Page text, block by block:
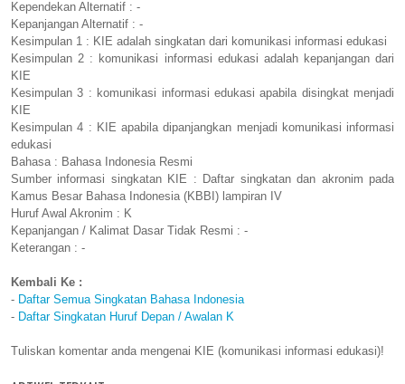
Kependekan Alternatif : -
Kepanjangan Alternatif : -
Kesimpulan 1 : KIE adalah singkatan dari komunikasi informasi edukasi
Kesimpulan 2 : komunikasi informasi edukasi adalah kepanjangan dari
KIE
Kesimpulan 3 : komunikasi informasi edukasi apabila disingkat menjadi
KIE
Kesimpulan 4 : KIE apabila dipanjangkan menjadi komunikasi informasi
edukasi
Bahasa : Bahasa Indonesia Resmi
Sumber informasi singkatan KIE : Daftar singkatan dan akronim pada
Kamus Besar Bahasa Indonesia (KBBI) lampiran IV
Huruf Awal Akronim : K
Kepanjangan / Kalimat Dasar Tidak Resmi : -
Keterangan : -
Kembali Ke :
- Daftar Semua Singkatan Bahasa Indonesia
- Daftar Singkatan Huruf Depan / Awalan K
Tuliskan komentar anda mengenai KIE (komunikasi informasi edukasi)!